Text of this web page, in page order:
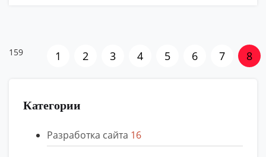
159 1 2 3 4 5 6 7 8
Категории
Разработка сайта 16